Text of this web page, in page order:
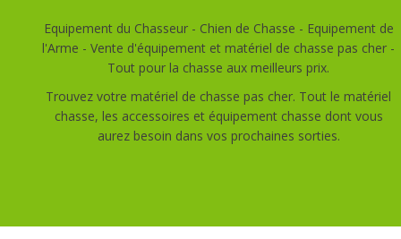
Equipement du Chasseur - Chien de Chasse - Equipement de
l'Arme - Vente d'équipement et matériel de chasse pas cher -
Tout pour la chasse aux meilleurs prix.
Trouvez votre matériel de chasse pas cher. Tout le matériel
chasse, les accessoires et équipement chasse dont vous
aurez besoin dans vos prochaines sorties.